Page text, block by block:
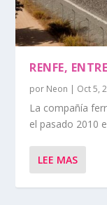
RENFE,
por Neon | Oct 5,
La compañía
el pasado 2010
LEE MAS